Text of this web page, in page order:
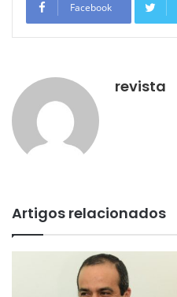
Facebook
revista
Artigos relacionados